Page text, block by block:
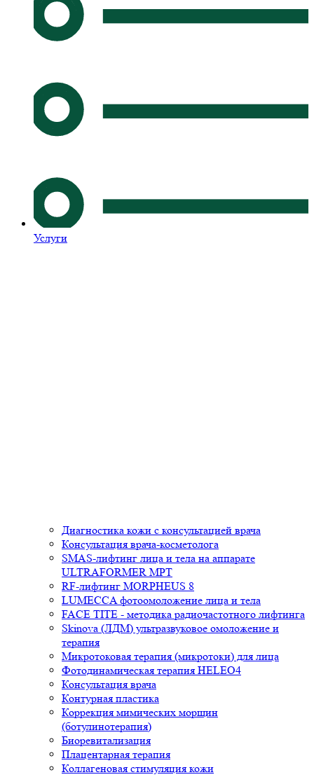
Услуги
Диагностика кожи с консультацией врача
Консультация врача-косметолога
SMAS-лифтинг лица и тела на аппарате
ULTRAFORMER MPT
RF-лифтинг MORPHEUS 8
LUMECCA фотоомоложение лица и тела
FACE TITE - методика радиочастотного лифтинга
Skinova (ЛДМ) ультразвуковое омоложение и
терапия
Микротоковая терапия (микротоки) для лица
Фотодинамическая терапия HELEO4
Консультация врача
Контурная пластика
Коррекция мимических морщин
(ботулинотерапия)
Биоревитализация
Плацентарная терапия
Коллагеновая стимуляция кожи